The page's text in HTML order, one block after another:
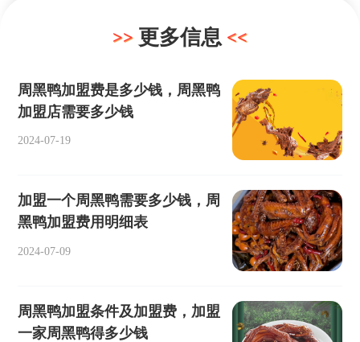
更多信息
周黑鸭加盟费是多少钱，周黑鸭
加盟店需要多少钱
2024-07-19
加盟一个周黑鸭需要多少钱，周
黑鸭加盟费用明细表
2024-07-09
周黑鸭加盟条件及加盟费，加盟
一家周黑鸭得多少钱